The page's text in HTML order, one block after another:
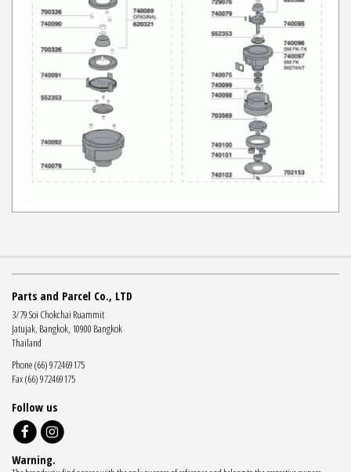
Parts and Parcel Co., LTD
3/79 Soi Chokchai Ruammit
Jatujak, Bangkok, 10900 Bangkok
Thailand
Phone (66) 972469175
Fax (66) 972469175
Follow us
Warning.